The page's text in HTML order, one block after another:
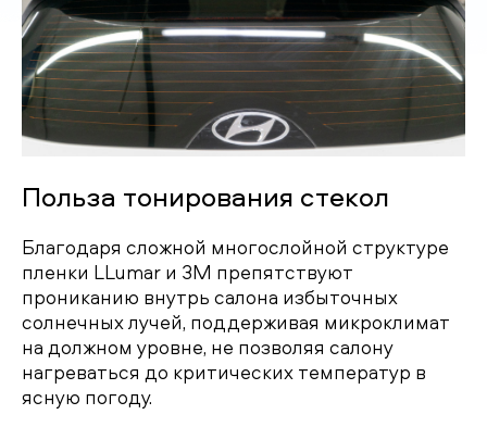
Польза тонирования стекол
Благодаря сложной многослойной структуре
пленки LLumar и 3M препятствуют
прониканию внутрь салона избыточных
солнечных лучей, поддерживая микроклимат
на должном уровне, не позволяя салону
нагреваться до критических температур в
ясную погоду.